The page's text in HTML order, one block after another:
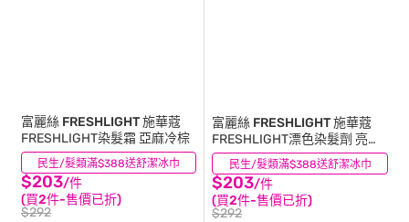
民生/髮類滿$388送舒潔冰巾
富麗絲 FRESHLIGHT施華蔻
FRESHLIGHT染髮霜 亞麻冷棕
$203/件
(買2件-售價已折)
$292
(2) 民生/髮類滿$388送舒潔冰巾
富麗絲 FRESHLIGHT施華蔻
FRESHLIGHT漂色染髮劑 亮麗
金
$203/件
(買2件-售價已折)
$292
(6)